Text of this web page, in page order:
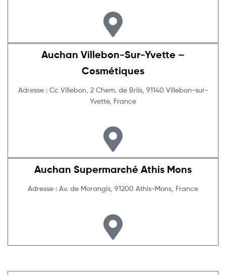
Auchan Villebon-Sur-Yvette –
Cosmétiques
Adresse : Cc Villebon, 2 Chem. de Briis, 91140 Villebon-sur-
Yvette, France
Auchan Supermarché Athis Mons
Adresse : Av. de Morangis, 91200 Athis-Mons, France